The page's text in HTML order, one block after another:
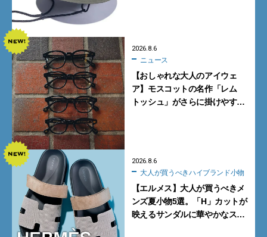
2026.8.6
ニュース
【おしゃれな大人のアイウェ
ア】モスコットの名作「レム
トッシュ」がさらに掛けやす
2026.8.6
大人が買うべきハイブランド小物
【エルメス】大人が買うべきメ
ンズ夏小物5選。「H」カットが
映えるサンダルに華やかなス